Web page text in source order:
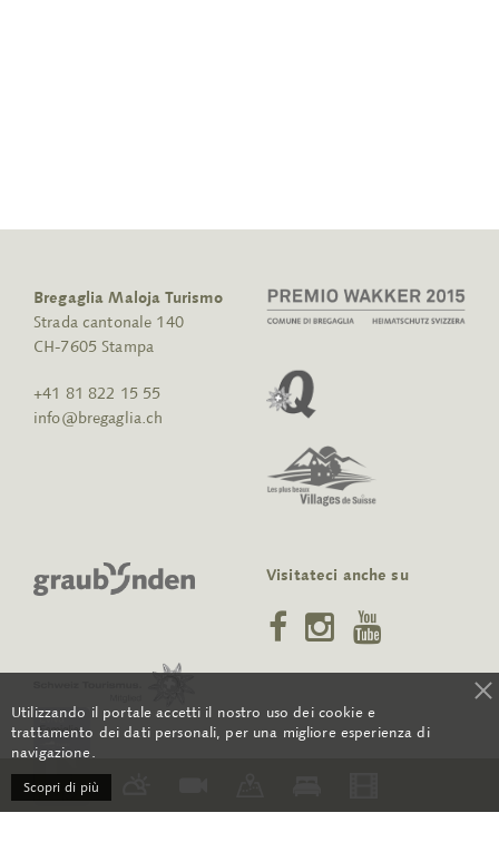
Bregaglia Maloja Turismo
Strada cantonale 140
CH-7605 Stampa
+41 81 822 15 55
info@bregaglia.ch
Visitateci anche su
Utilizzando il portale accetti il nostro uso dei cookie e
trattamento dei dati personali, per una migliore esperienza di
navigazione.
Scopri di più